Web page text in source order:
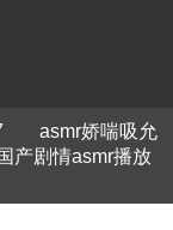
asmr娇喘吸允
产剧情asmr播放